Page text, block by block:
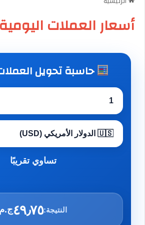
أسعار العملات اليومية
حاسبة تحويل
تساوي تقريبًا
النتيجة:٤٩٫٧٥ج.م